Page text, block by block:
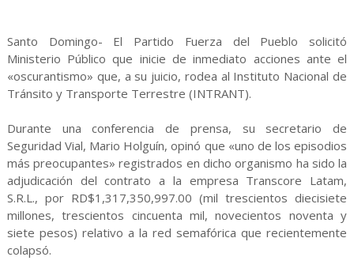
Santo Domingo- El Partido Fuerza del Pueblo solicitó
Ministerio Público que inicie de inmediato acciones ante el
«oscurantismo» que, a su juicio, rodea al Instituto Nacional de
Tránsito y Transporte Terrestre (INTRANT).
Durante una conferencia de prensa, su secretario de
Seguridad Vial, Mario Holguín, opinó que «uno de los episodios
más preocupantes» registrados en dicho organismo ha sido la
adjudicación del contrato a la empresa Transcore Latam,
S.R.L., por RD$1,317,350,997.00 (mil trescientos diecisiete
millones, trescientos cincuenta mil, novecientos noventa y
siete pesos) relativo a la red semafórica que recientemente
colapsó.